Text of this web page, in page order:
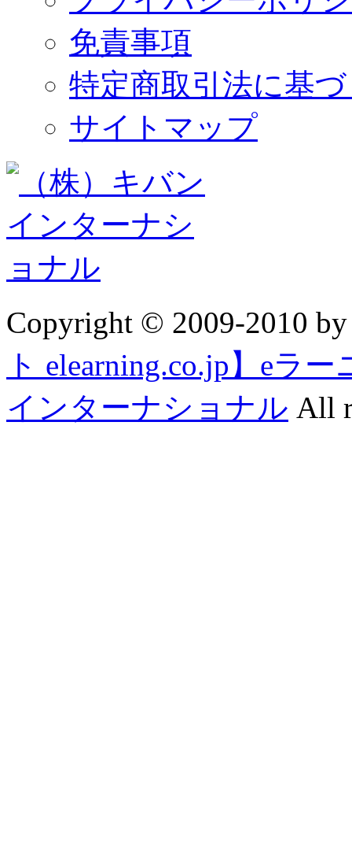
免責事項
特定商取引法に基
サイトマップ
Copyright © 2009-2010
ト elearning.co.jp】eラ
インターナショナル All